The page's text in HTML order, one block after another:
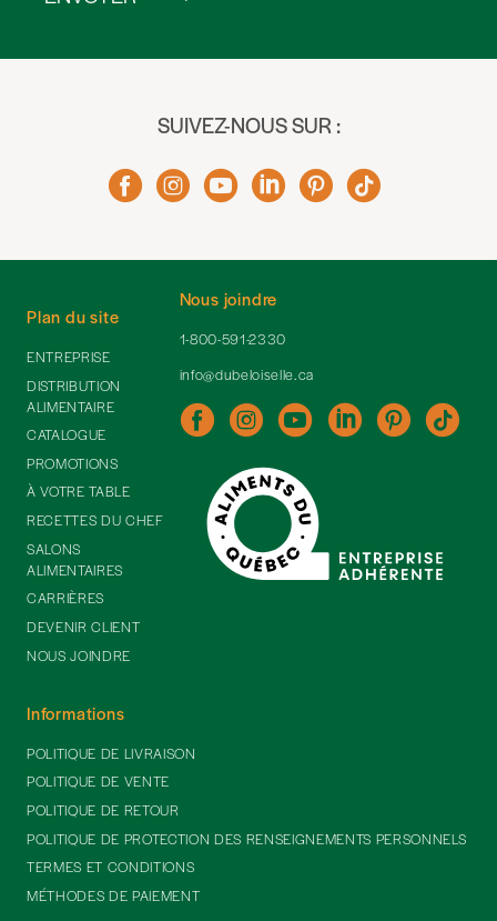
SUIVEZ-NOUS SUR :
Nous joindre
1-800-591-2330
info@dubeloiselle.ca
Plan du site
ENTREPRISE
DISTRIBUTION
ALIMENTAIRE
CATALOGUE
PROMOTIONS
À VOTRE TABLE
RECETTES DU CHEF
SALONS
ALIMENTAIRES
CARRIÈRES
DEVENIR CLIENT
NOUS JOINDRE
Informations
POLITIQUE DE LIVRAISON
POLITIQUE DE VENTE
POLITIQUE DE RETOUR
POLITIQUE DE PROTECTION DES RENSEIGNEMENTS PERSONNELS
TERMES ET CONDITIONS
MÉTHODES DE PAIEMENT